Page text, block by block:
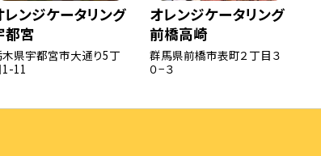
レンジケータリング
都宮
県宇都宮市大通り5丁
1-11
オレンジケータリング
前橋高崎
群馬県前橋市表町２丁目３
０−３